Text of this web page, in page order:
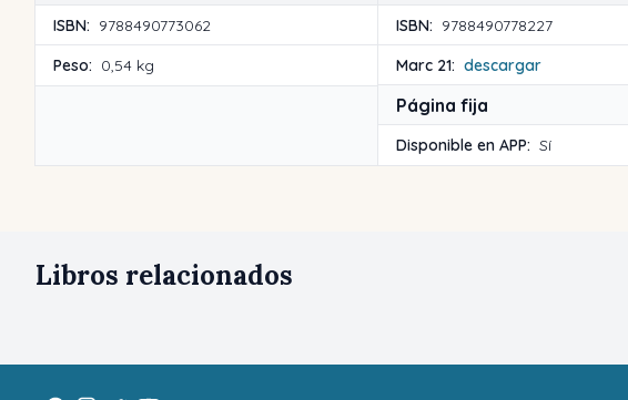
ISBN: 9788490773062
Peso: 0,54 kg
ISBN: 9788490778227
Marc 21: descargar
Página fija
Disponible en APP: Sí
Libros relacionados